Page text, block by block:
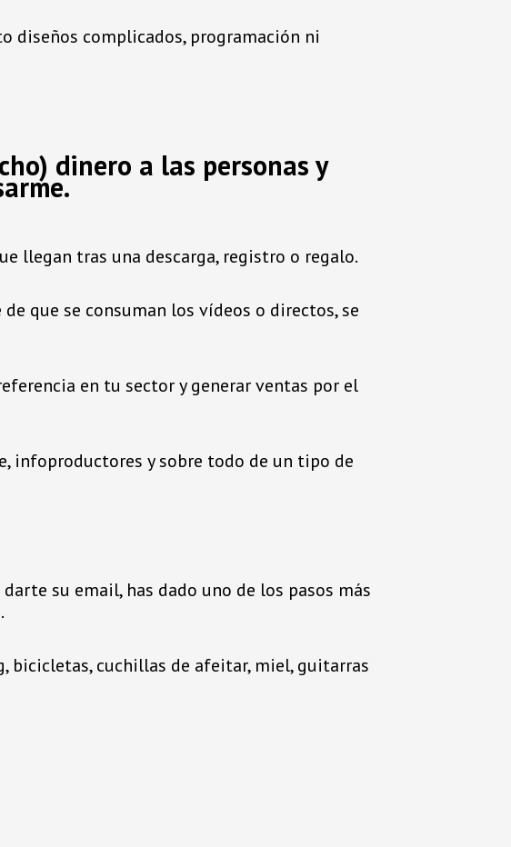
diseños complicados, programación ni
dinero a las personas y
llegan tras una descarga, registro o regalo.
que se consuman los vídeos o directos, se
en tu sector y generar ventas por el
infoproductores y sobre todo de un tipo de
su email, has dado uno de los pasos más
bicicletas, cuchillas de afeitar, miel, guitarras